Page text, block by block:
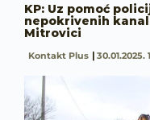
KP: Uz pomoć
nepokrivenih
Mitrovici
Kontakt Plus 30.01.2025.